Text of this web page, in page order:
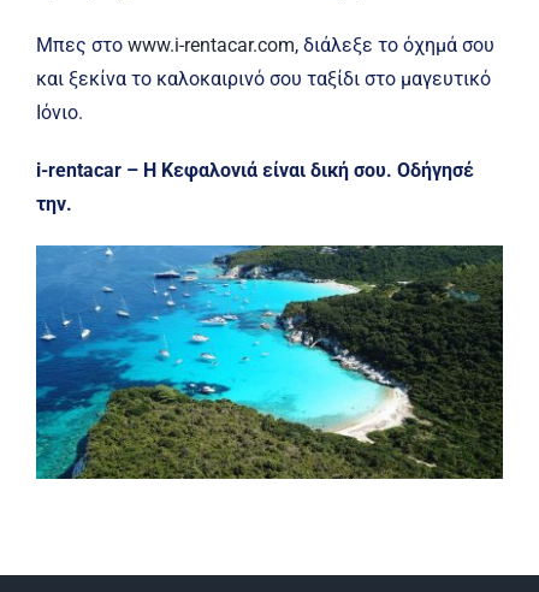
Μπες στο www.i-rentacar.com, διάλεξε το όχημά σου
και ξεκίνα το καλοκαιρινό σου ταξίδι στο μαγευτικό
Ιόνιο.
i-rentacar – Η Κεφαλονιά είναι δική σου. Οδήγησέ
την.